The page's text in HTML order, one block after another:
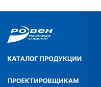
КАТАЛОГ ПРОДУКЦИИ
ПРОЕКТИРОВЩИКАМ